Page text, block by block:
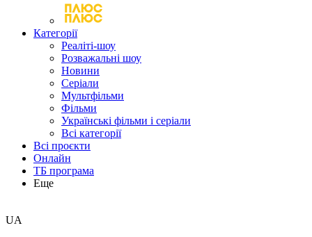
Категорії
Реаліті-шоу
Розважальні шоу
Новини
Серіали
Мультфільми
Фільми
Українські фільми і серіали
Всі категорії
Всі проєкти
Онлайн
ТБ програма
Еще
UA